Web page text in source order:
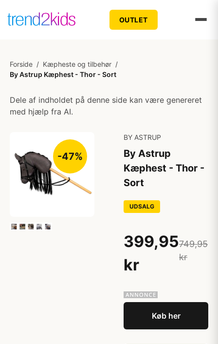
OUTLET
Forside / Kæpheste og tilbehør /
By Astrup Kæphest - Thor - Sort
Dele af indholdet på denne side kan være genereret
med hjælp fra AI.
-47%
BY ASTRUP
By Astrup
Kæphest - Thor -
Sort
UDSALG
399,95
kr
749,95
kr
Køb her